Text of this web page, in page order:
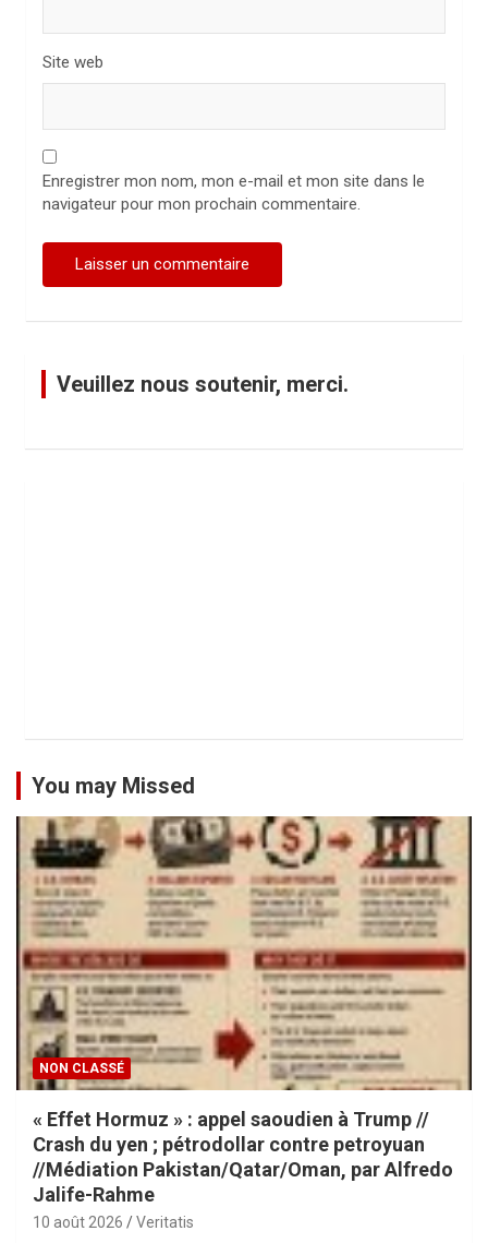
Site web
Enregistrer mon nom, mon e-mail et mon site dans le
navigateur pour mon prochain commentaire.
Veuillez nous soutenir, merci.
You may Missed
NON CLASSÉ
« Effet Hormuz » : appel saoudien à Trump //
Crash du yen ; pétrodollar contre petroyuan
//Médiation Pakistan/Qatar/Oman, par Alfredo
Jalife-Rahme
10 août 2026 Veritatis